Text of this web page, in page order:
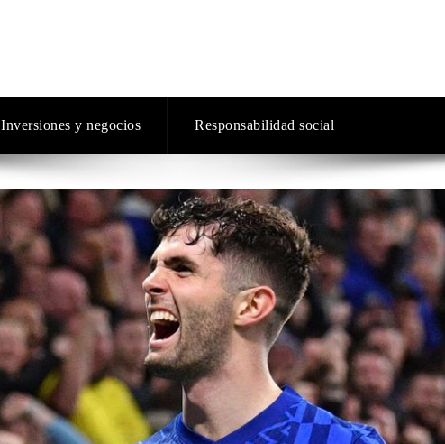
Inversiones y negocios Responsabilidad social